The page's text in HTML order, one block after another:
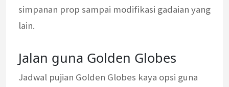
simpanan prop sampai modifikasi gadaian yang
lain.
Jalan guna Golden Globes
Jadwal pujian Golden Globes kaya opsi guna